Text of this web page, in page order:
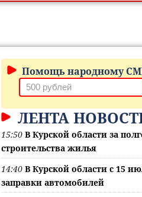
Помощь народному
ЛЕНТА
15:50 В Курской области за
строительства жилья
14:40 В Курской области с 15
заправки автомобилей